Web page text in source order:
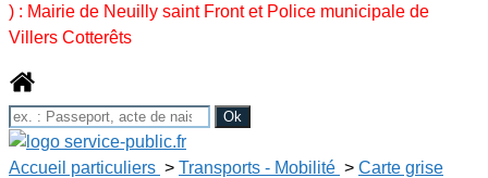
) : Mairie de Neuilly saint Front et Police municipale de
Villers Cotterêts
Accueil particuliers > Transports - Mobilité > Carte grise